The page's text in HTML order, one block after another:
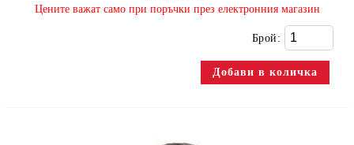
​Цените важат само при поръчки през електронния магазин
Брой: